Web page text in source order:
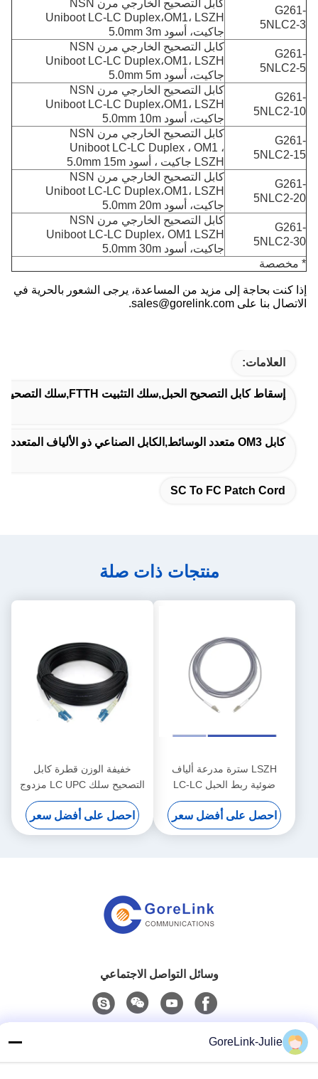
G261-
5NLC2-3
كابل التصحيح الخارجي مرن NSN
Uniboot LC-LC Duplex،OM1، LSZH
جاكيت، أسود 5.0mm 3m
G261-
5NLC2-5
كابل التصحيح الخارجي مرن NSN
Uniboot LC-LC Duplex،OM1، LSZH
جاكيت، أسود 5.0mm 5m
G261-
5NLC2-10
كابل التصحيح الخارجي مرن NSN
Uniboot LC-LC Duplex،OM1، LSZH
جاكيت، أسود 5.0mm 10m
G261-
5NLC2-15
كابل التصحيح الخارجي مرن NSN
Uniboot LC-LC Duplex ، OM1 ،
LSZH جاكيت ، أسود 5.0mm 15m
G261-
5NLC2-20
كابل التصحيح الخارجي مرن NSN
Uniboot LC-LC Duplex،OM1، LSZH
جاكيت، أسود 5.0mm 20m
G261-
5NLC2-30
كابل التصحيح الخارجي مرن NSN
Uniboot LC-LC Duplex، OM1 LSZH
جاكيت، أسود 5.0mm 30m
* مخصصة
إذا كنت بحاجة إلى مزيد من المساعدة، يرجى الشعور بالحرية في
الاتصال بنا على sales@gorelink.com.
العلامات:
إسقاط كابل التصحيح الحبل,سلك التثبيت FTTH,سلك التصحيح SC إلى FC
كابل OM3 متعدد الوسائط,الكابل الصناعي ذو الألياف المتعددة الأوضاع,الكابل الصناعي OM3 الصناعي
SC To FC Patch Cord
منتجات ذات صلة
LSZH سترة مدرعة ألياف
ضوئية ربط الحبل LC-LC
متعددة الوسائط OM1 ربط
الحبل
احصل على أفضل سعر
خفيفة الوزن قطرة كابل
التصحيح سلك LC UPC مزدوج
أحادي الوضع G657A1 LSZH
3m
احصل على أفضل سعر
وسائل التواصل الاجتماعي
الهاتف
GoreLink-Julie